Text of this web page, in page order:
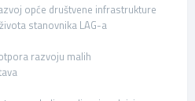
opće društvene infrastrukture
stanovnika LAG-a
razvoju malih